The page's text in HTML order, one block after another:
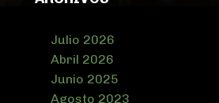
Julio 2026
Abril 2026
Junio 2025
Agosto 2023